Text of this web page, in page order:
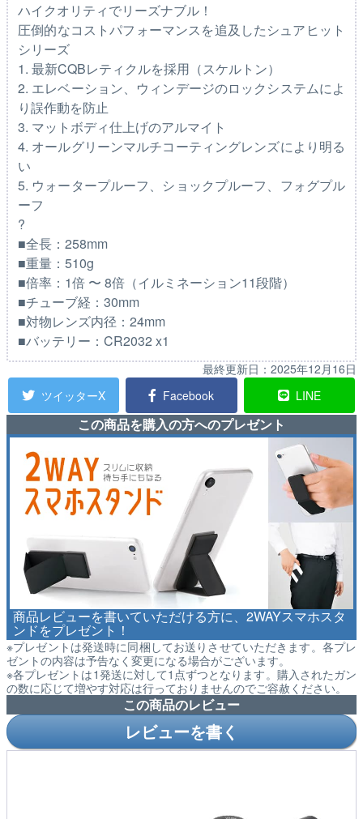
ハイクオリティでリーズナブル！
圧倒的なコストパフォーマンスを追及したシュアヒット
シリーズ
1. 最新CQBレティクルを採用（スケルトン）
2. エレベーション、ウィンデージのロックシステムによ
り誤作動を防止
3. マットボディ仕上げのアルマイト
4. オールグリーンマルチコーティングレンズにより明る
い
5. ウォータープルーフ、ショックプルーフ、フォグプル
ーフ
?
■全長：258mm
■重量：510g
■倍率：1倍 〜 8倍（イルミネーション11段階）
■チューブ経：30mm
■対物レンズ内径：24mm
■バッテリー：CR2032 x1
最終更新日： 2025年12月16日
ツイッターX
Facebook LINE
この商品を購入の方へのプレゼント
商品レビューを書いていただける方に、2WAYスマホスタ
ンドをプレゼント！
※プレゼントは発送時に同梱してお送りさせていただきます。各プレ
ゼントの内容は予告なく変更になる場合がございます。
※各プレゼントは1発送に対して1点ずつとなります。購入されたガン
の数に応じて増やす対応は行っておりませんのでご容赦ください。
この商品のレビュー
レビューを書く